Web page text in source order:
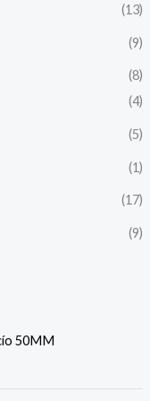
(13)
(9)
(8)
(4)
(5)
(1)
(17)
(9)
50MM